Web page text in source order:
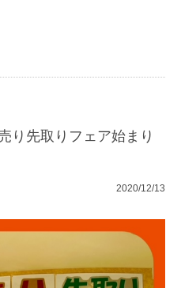
り先取りフェア始まり
2020/12/13